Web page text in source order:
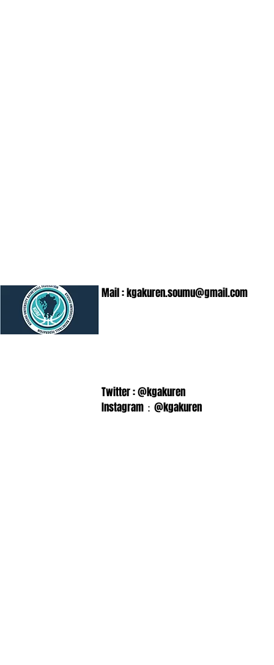
Mail :kgakuren.soumu@gmail.com
Twitter : @kgakuren
Instagram：@kgakuren